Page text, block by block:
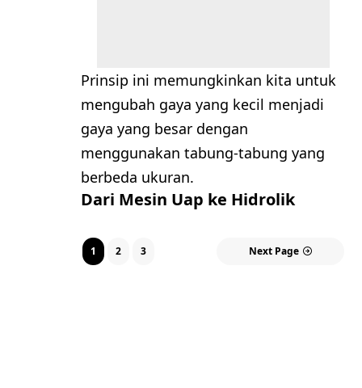
Prinsip ini memungkinkan kita untuk
mengubah gaya yang kecil menjadi
gaya yang besar dengan
menggunakan tabung-tabung yang
berbeda ukuran.
Dari Mesin Uap ke Hidrolik
1 2 3 Next Page